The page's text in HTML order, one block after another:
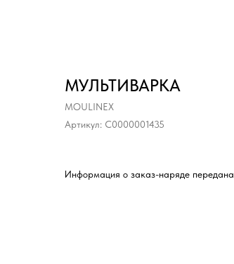
МУЛЬТИВАРКА
MOULINEX
Артикул: С0000001435
Информация о заказ-наряде передана